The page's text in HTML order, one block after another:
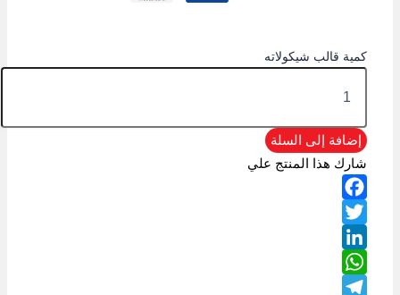
كمية قالب شيكولاته
إضافة إلى السلة
شارك هذا المنتج علي
Facebook
Twitter
LinkedIn
WhatsApp